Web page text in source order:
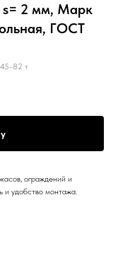
s= 2 мм, Марк
ГОСТ
82 т
ограждений и
и удобство монтажа.